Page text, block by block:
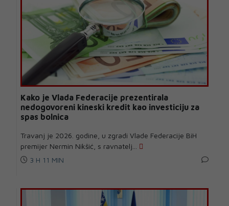
Kako je Vlada Federacije prezentirala
nedogovoreni kineski kredit kao investiciju za
spas bolnica
Travanj je 2026. godine, u zgradi Vlade Federacije BiH
premijer Nermin Nikšić, s ravnatelj...
3 H 11 MIN